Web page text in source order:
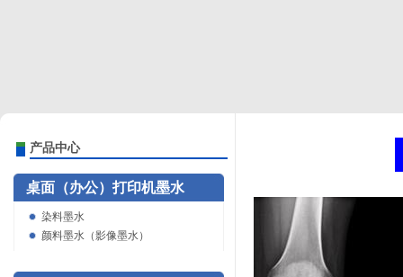
产品中心
桌面（办公）打印机墨水
染料墨水
颜料墨水（影像墨水）